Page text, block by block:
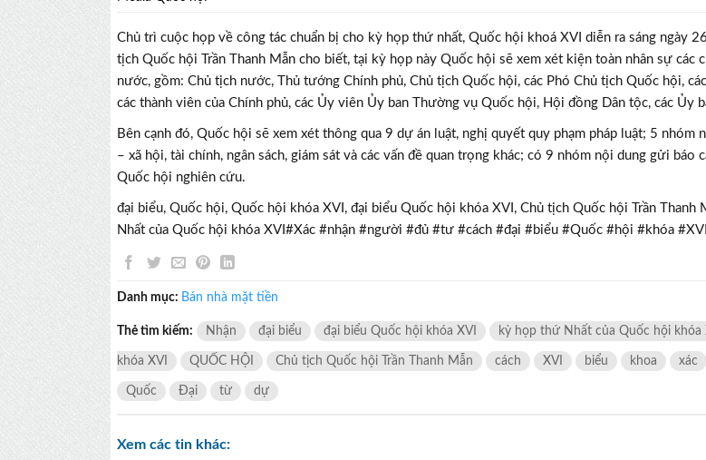
Với hơn
Chủ trì cuộc họp về công tác chuẩn bị cho kỳ họp thứ nhất, Quốc hội khoá XVI diễn ra sáng ngày
tịch Quốc hội Trần Thanh Mẫn cho biết, tại kỳ họp này Quốc hội sẽ xem xét kiện toàn nhân sự các
nước, gồm: Chủ tịch nước, Thủ tướng Chính phủ, Chủ tịch Quốc hội, các Phó Chủ tịch Quốc hội,
các thành viên của Chính phủ, các Ủy viên Ủy ban Thường vụ Quốc hội, Hội đồng Dân tộc, các Ủy
Bên cạnh đó, Quốc hội sẽ xem xét thông qua 9 dự án luật, nghị quyết quy phạm pháp luật; 5 nhóm
– xã hội, tài chính, ngân sách, giám sát và các vấn đề quan trọng khác; có 9 nhóm nội dung gửi báo
Quốc hội nghiên cứu.
đại biểu, Quốc hội, Quốc hội khóa XVI, đại biểu Quốc hội khóa XVI, Chủ tịch Quốc hội Trần Thanh
Nhất của Quốc hội khóa XVI#Xác #nhận #người #đủ #tư #cách #đại #biểu #Quốc #hội #khóa
Danh mục: Bán nhà mặt tiền
Thẻ tìm kiếm: Nhận đại biểu đại biểu Quốc hội khóa XVI kỳ họp thứ Nhất của Quốc hội khóa
khóa XVI QUỐC HỘI Chủ tịch Quốc hội Trần Thanh Mẫn cách XVI biểu khoa xác
Quốc Đại từ dự
Xem các tin khác: